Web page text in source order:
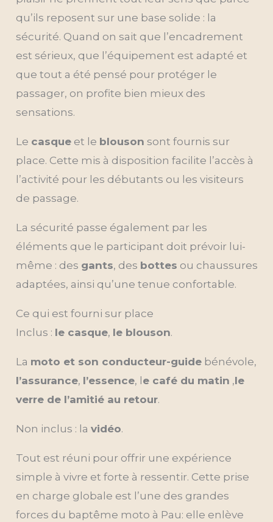
qu’ils reposent sur une base solide : la
sécurité. Quand on sait que l’encadrement
est sérieux, que l’équipement est adapté et
que tout a été pensé pour protéger le
passager, on profite bien mieux des
sensations.
Le casqueet le blouson sont fournis sur
place. Cette mis à disposition facilite l’accès à
l’activité pour les débutants ou les visiteurs
de passage.
La sécurité passe également par les
éléments que le participant doit prévoir lui-
même : des gants, des bottes ou chaussures
adaptées, ainsi qu’une tenue confortable.
Ce qui est fourni sur place
Inclus : le casque, le blouson.
La moto et son conducteur-guidebénévole,
l’assurance, l’essence, l e café du matin ,le
verre de l’amitié au retour.
Non inclus : la vidéo.
Tout est réuni pour offrir une expérience
simple à vivre et forte à ressentir. Cette prise
en charge globale est l’une des grandes
forces du baptême moto à Pau: elle enlève